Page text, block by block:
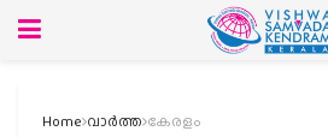
Home വാര്‍ത്ത കേരളം